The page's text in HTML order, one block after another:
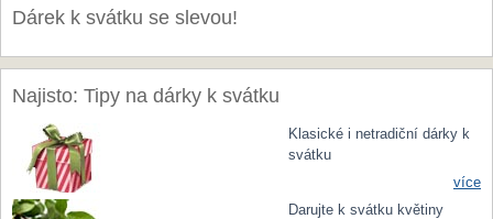
Dárek k svátku se slevou!
Najisto: Tipy na dárky k svátku
Klasické i netradiční dárky k
svátku
více
Darujte k svátku květiny